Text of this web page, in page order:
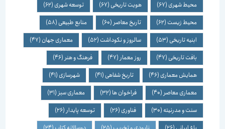
محیط شهری(67) هویت تاریخی(67) توسعه شهری(62)
محیط زیست(62) تاریخ معاصر(60) منابع طبیعی(58)
ابنیه تاریخی(53) سالروز و نکوداشت(52) معماری جهان(47)
بافت تاریخی(47) روز معمار(47) فرهنگ و هنر(46)
همایش معماری(46) تاریخ شفاهی(41) شهرسازی(41)
معماری معاصر(40) فراخوان ها(32) معماری سبز(31)
سنت و مدرنیته(30) فناوری(26) توسعه پایدار(26)